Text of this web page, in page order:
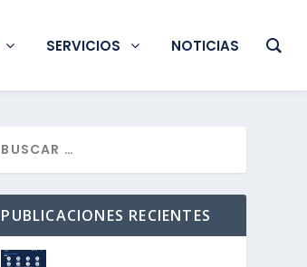
SERVICIOS NOTICIAS
PUBLICACIONES RECIENTES